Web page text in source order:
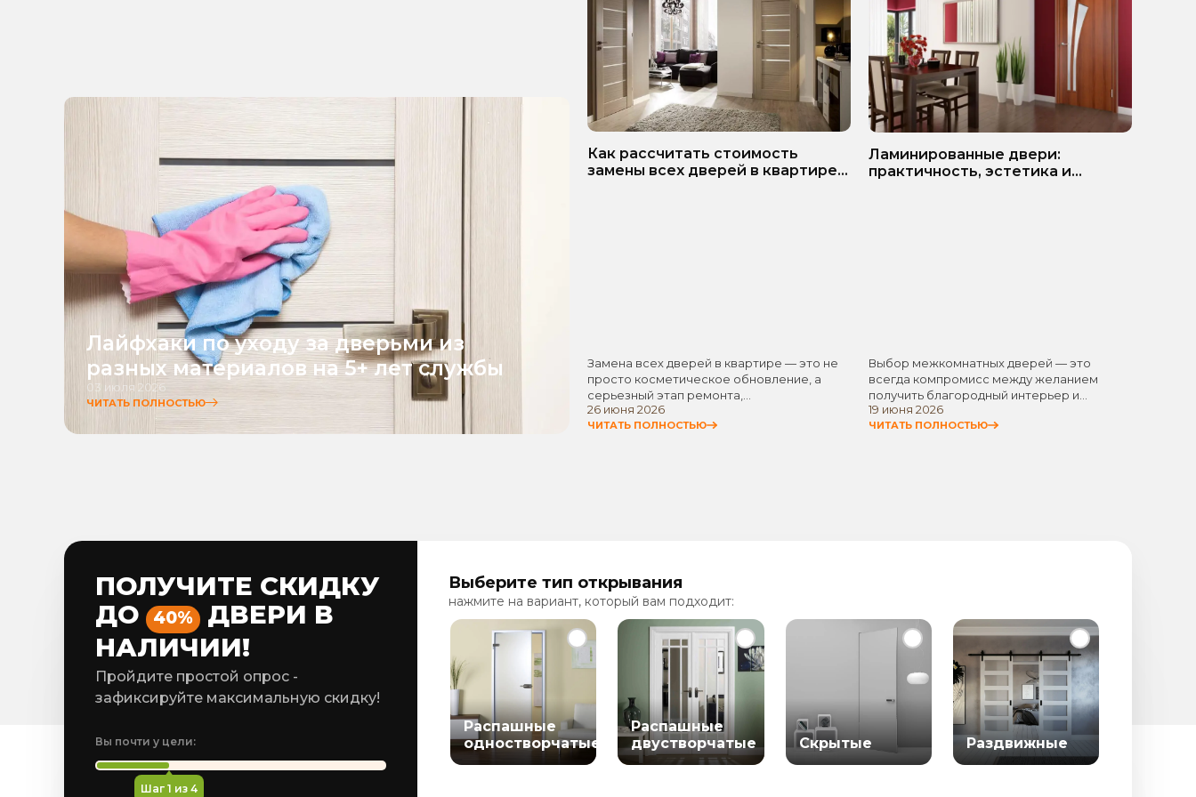
Лайфхаки по уходу за дверьми из
разных материалов на 5+ лет службы
03 июля 2026
ЧИТАТЬ ПОЛНОСТЬЮ
Как рассчитать стоимость
замены всех дверей в квартире?
Замена всех дверей в квартире — это не
просто косметическое обновление, а
серьезный этап ремонта,…
26 июня 2026
ЧИТАТЬ ПОЛНОСТЬЮ
Ламинированные двери:
практичность, эстетика и
Выбор межкомнатных дверей — это
всегда компромисс между желанием
получить благородный интерьер и
стремлением не…
19 июня 2026
ЧИТАТЬ ПОЛНОСТЬЮ
ПОЛУЧИТЕ СКИДКУ
ДО
40%
ДВЕРИ В
НАЛИЧИИ!
Пройдите простой опрос -
зафиксируйте максимальную скидку!
Вы почти у цели:
Шаг 1 из 4
Выберите тип открывания
нажмите на вариант, который вам подходит:
Распашные
одностворчатые
Распашные
двустворчатые
Скрытые Раздвижные